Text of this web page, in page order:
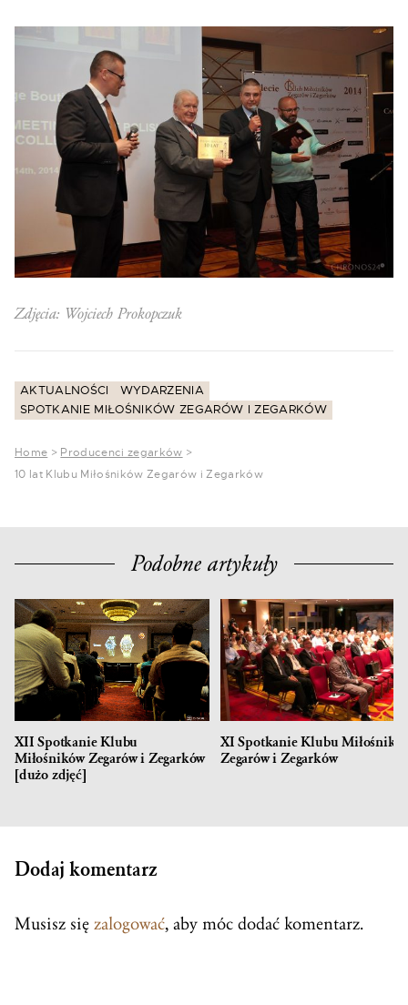
Zdjęcia: Wojciech Prokopczuk
AKTUALNOŚCI
WYDARZENIA
SPOTKANIE MIŁOŚNIKÓW ZEGARÓW I ZEGARKÓW
Home > Producenci zegarków >
10 lat Klubu Miłośników Zegarów i Zegarków
Podobne artykuły
XII Spotkanie Klubu
Miłośników Zegarów i Zegarków
[dużo zdjęć]
XI Spotkanie Klubu
Zegarów i Zegarków
Dodaj komentarz
Musisz się zalogować, aby móc dodać komentarz.